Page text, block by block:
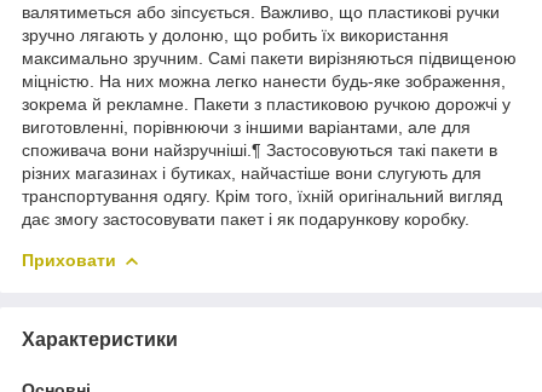
валятиметься або зіпсується. Важливо, що пластикові ручки
зручно лягають у долоню, що робить їх використання
максимально зручним. Самі пакети вирізняються підвищеною
міцністю. На них можна легко нанести будь-яке зображення,
зокрема й рекламне. Пакети з пластиковою ручкою дорожчі у
виготовленні, порівнюючи з іншими варіантами, але для
споживача вони найзручніші.¶ Застосовуються такі пакети в
різних магазинах і бутиках, найчастіше вони слугують для
транспортування одягу. Крім того, їхній оригінальний вигляд
дає змогу застосовувати пакет і як подарункову коробку.
Приховати
Характеристики